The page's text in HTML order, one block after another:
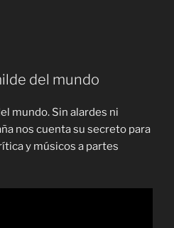
del mundo
mundo. Sin alardes ni
nos cuenta su secreto para
y músicos a partes